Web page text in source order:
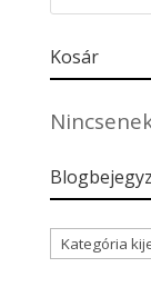
Kosár
kategóriái